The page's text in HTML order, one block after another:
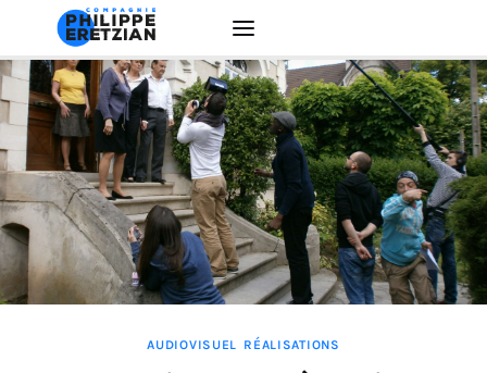
Accueil
Actualité
Créations
AUDIOVISUEL RÉALISATIONS